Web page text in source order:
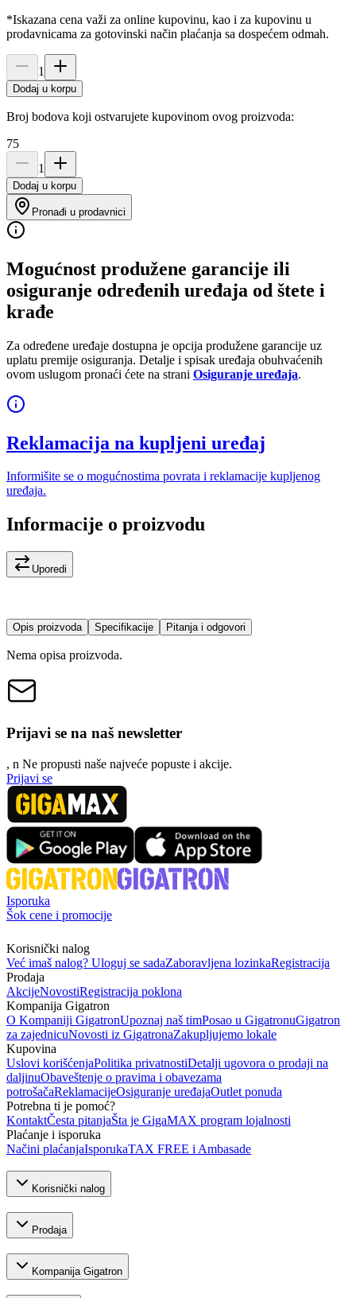
*Iskazana cena važi za online kupovinu, kao i za kupovinu u
prodavnicama za gotovinski način plaćanja sa dospećem odmah.
1
Dodaj u korpu
Broj bodova koji ostvarujete kupovinom ovog proizvoda:
75
1
Dodaj u korpu
Pronađi u prodavnici
Mogućnost produžene garancije ili
osiguranje određenih uređaja od štete i
krađe
Za određene uređaje dostupna je opcija produžene garancije uz
uplatu premije osiguranja. Detalje i spisak uređaja obuhvaćenih
ovom uslugom pronaći ćete na strani Osiguranje uređaja.
Reklamacija na kupljeni uređaj
Informišite se o mogućnostima povrata i reklamacije kupljenog
uređaja.
Informacije o proizvodu
Uporedi
Opis proizvoda Specifikacije Pitanja i odgovori
Nema opisa proizvoda.
Prijavi se na naš newsletter
, n Ne propusti naše najveće popuste i akcije.
Prijavi se
Isporuka
Šok cene i promocije
Korisnički nalog
Već imaš nalog? Uloguj se sadaZaboravljena lozinkaRegistracija
Prodaja
AkcijeNovostiRegistracija poklona
Kompanija Gigatron
O Kompaniji GigatronUpoznaj naš timPosao u GigatronuGigatron
za zajednicuNovosti iz GigatronaZakupljujemo lokale
Kupovina
Uslovi korišćenjaPolitika privatnostiDetalji ugovora o prodaji na
daljinuObaveštenje o pravima i obavezama
potrošačaReklamacijeOsiguranje uređajaOutlet ponuda
Potrebna ti je pomoć?
KontaktČesta pitanjaŠta je GigaMAX program lojalnosti
Plaćanje i isporuka
Načini plaćanjaIsporukaTAX FREE i Ambasade
Korisnički nalog
Prodaja
Kompanija Gigatron